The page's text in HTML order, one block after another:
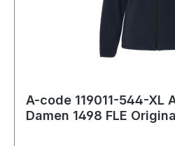
A-code 119011-544-XL
Damen 1498 FLE